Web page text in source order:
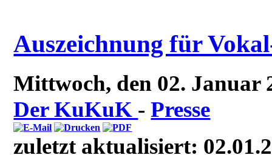
Auszeichnung für
Mittwoch, den 02. Januar
Der KuKuK -Presse
zuletzt aktualisiert: